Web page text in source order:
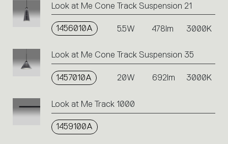
action.
Look at Me Cone Track Suspension 21
1456010A 5.5W 478lm 3000K
Look at Me Cone Track Suspension 35
1457010A 20W 692lm 3000K
Look at Me Track 1000
1459100A